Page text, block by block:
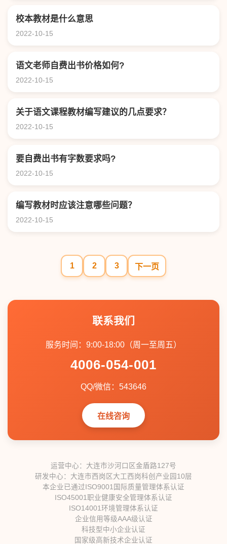
校本教材是什么意思
2022-10-15
语文老师自费出书价格如何?
2022-10-15
关于语文课程教材编写建议的几点要求？
2022-10-15
要自费出书有字数要求吗?
2022-10-15
编写教材时应该注意哪些问题？
2022-10-15
1 2 3 下一页
联系我们
服务时间：9:00-18:00（周一至周五）
4006-054-001
QQ/微信：543646
在线咨询
运营中心：大连市沙河口区金盾路127号
研发中心：大连市西岗区大工西岗科创产业园10层
本企业已通过ISO9001国际质量管理体系认证
ISO45001职业健康安全管理体系认证
ISO14001环境管理体系认证
企业信用等级AAA级认证
科技型中小企业认证
国家级高新技术企业认证